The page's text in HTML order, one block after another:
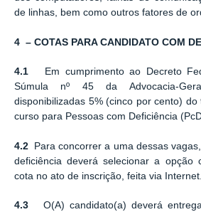
de linhas, bem como outros fatores de
4 – COTAS PARA CANDIDATO COM
4.1
Em cumprimento ao Decreto
Súmula nº 45 da Advocacia-
disponibilizadas 5% (cinco por cento)
curso para Pessoas com Deficiência
4.2
Para concorrer a uma dessas
deficiência deverá selecionar a opção
cota no ato de inscrição, feita via Internet.
4.3 O(A) candidato(a) deverá